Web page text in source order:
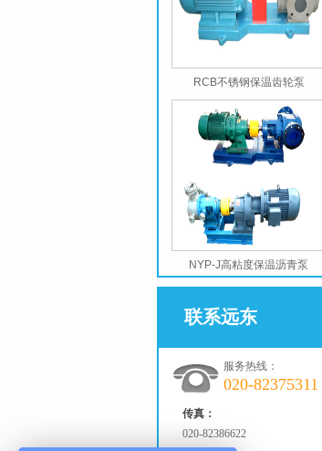
RCB不锈钢保温齿轮泵
NYP-J高粘度保温沥青泵
联系远东
服务热线：
020-82375311
传真：
020-82386622